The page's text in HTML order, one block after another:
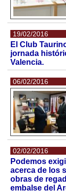
19/02/2016
El Club
jornada
Valencia.
06/02/2016
02/02/2016
Podemos
acerca de los
obras de
embalse del